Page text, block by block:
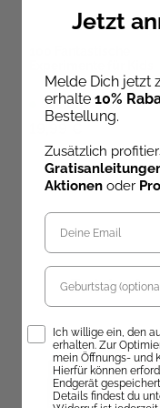
Sofort Lieferbar
Entdecke
Jetzt
Melde Dich jetzt
erhalte 10%
Bestellung.
Zusätzlich
Aktionen oder
Geburtstag
Opt-InIch willige ein, den
erhalten. Zur
mein Öffnungs- und
Hierfür können
Endgerät
Details findest du